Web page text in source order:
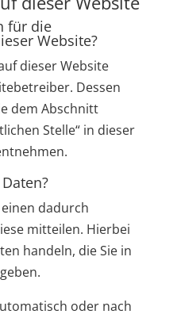
für die
Website?
dieser Website
Dessen
dem Abschnitt
Stelle“ in dieser
dadurch
mitteilen. Hierbei
handeln, die Sie in
oder nach